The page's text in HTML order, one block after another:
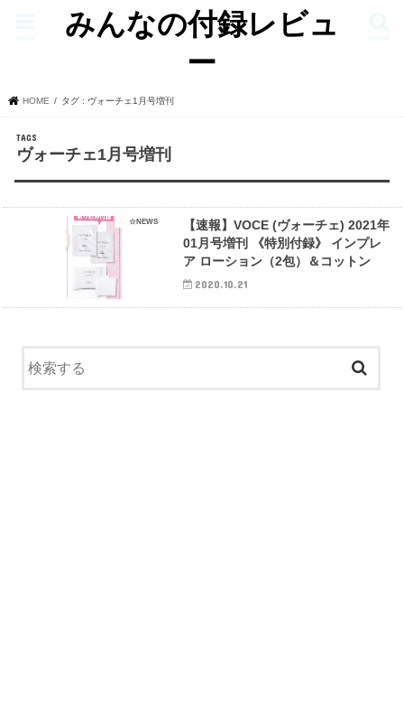
みんなの付録レビュ
ー
HOME タグ : ヴォーチェ1月号増刊
ヴォーチェ1月号増刊
☆NEWS
【速報】VOCE (ヴォーチェ) 2021年
01月号増刊 《特別付録》 インプレ
ア ローション（2包）＆コットン
2020.10.21